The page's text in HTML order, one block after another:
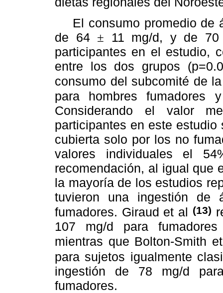
El consumo promedio de
de 64 ± 11 mg/d, y de
participantes en el estudio,
entre los dos grupos
consumo del subcomité de
para hombres fumadores
Considerando el valor
participantes en este
cubierta solo por los no
valores individuales el
recomendación, al igual que
la mayoría de los estudios
tuvieron una ingestión de
fumadores. Giraud et al (13)
107 mg/d para
mientras que Bolton-Smith
para sujetos igualmente
ingestión de 78 mg/d
fumadores.